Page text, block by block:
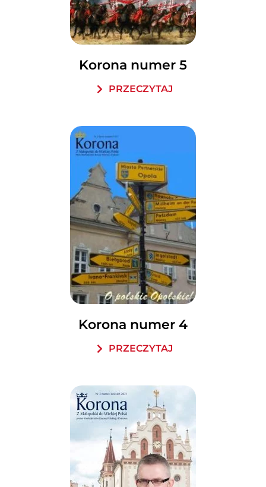
Korona numer 5
PRZECZYTAJ
Korona numer 4
PRZECZYTAJ